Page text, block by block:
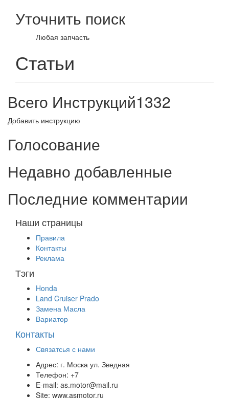
Уточнить поиск
Любая запчасть
Статьи
Всего Инструкций1332
Добавить инструкцию
Голосование
Недавно добавленные
Последние комментарии
Наши страницы
Правила
Контакты
Реклама
Тэги
Honda
Land Cruiser Prado
Замена Масла
Вариатор
Контакты
Связатсья с нами
Адрес: г. Моска ул. Зведная
Телефон: +7
E-mail: as.motor@mail.ru
Site: www.asmotor.ru